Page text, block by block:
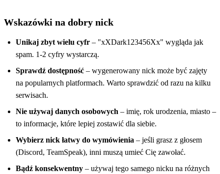
Wskazówki na dobry nick
Unikaj zbyt wielu cyfr – "xXDark123456Xx" wygląda jak
spam. 1-2 cyfry wystarczą.
Sprawdź dostępność – wygenerowany nick może być zajęty
na popularnych platformach. Warto sprawdzić od razu na kilku
serwisach.
Nie używaj danych osobowych – imię, rok urodzenia, miasto –
to informacje, które lepiej zostawić dla siebie.
Wybierz nick łatwy do wymówienia – jeśli grasz z głosem
(Discord, TeamSpeak), inni muszą umieć Cię zawołać.
Bądź konsekwentny – używaj tego samego nicku na różnych